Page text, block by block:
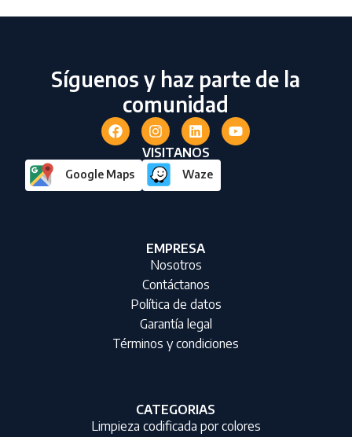
Síguenos y haz parte de la
comunidad
VISITANOS
Google Maps Waze
EMPRESA
Nosotros
Contáctanos
Política de datos
Garantía legal
Términos y condiciones
CATEGORIAS
Limpieza codificada por colores